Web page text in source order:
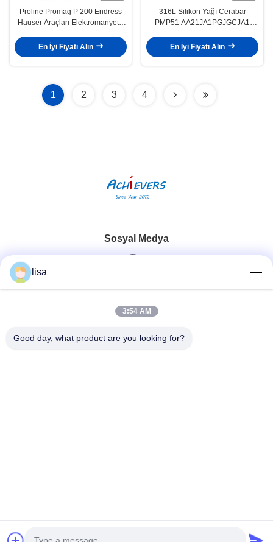
Proline Promag P 200 Endress
Hauser Araçları Elektromanyetik
AAACCAEA1K0A
En İyi Fiyatı Alın
316L Silikon Yağı Cerabar
PMP51 AA21JA1PGJGCJA1
Basınç Ölçütü
En İyi Fiyatı Alın
1 2 3 4
Sosyal Medya
Hızlı iletişim
Çin İyi Kalite Bently Nevada Yakınlık Sonda Tedarikçi. Telif hakkı
lisa
3:54 AM
Good day, what product are you looking for?